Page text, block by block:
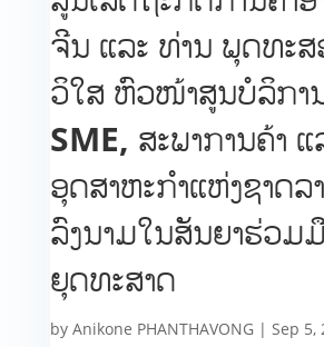
ຈີນ ແລະ ທ່ານ ພຸດທະ
ວິໃສ ຫົວໜ້າສູນບໍລິກາ
SME, ສະພາການຄ້າ ແ
ອຸດສາຫະກຳແຫ່ງຊາດລ
ລົງນາມໃນສັນຍາຮ່ວມ
ຍຸດທະສາດ
by Anikone PHANTHAVONG| Sep 5,